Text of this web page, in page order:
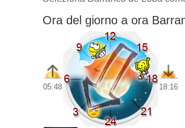
Ora del giorno a ora
05:48 18:16